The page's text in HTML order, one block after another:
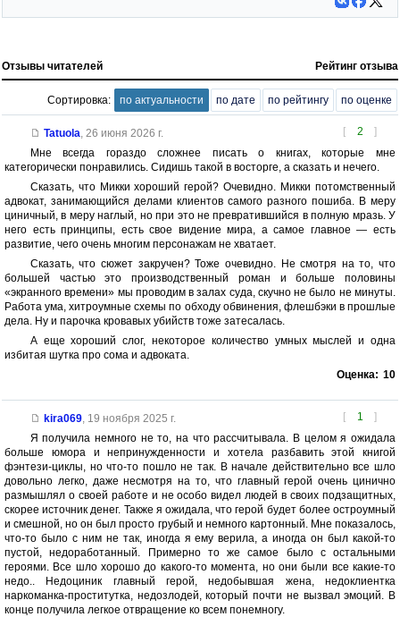
Отзывы читателей Рейтинг отзыва
Сортировка: по актуальности по дате по рейтингу по оценке
[ 2 ]
Tatuola 26 июня 2026 г.
Мне всегда гораздо сложнее писать о книгах, которые мне
категорически понравились. Сидишь такой в восторге, а сказать и нечего.
Сказать, что Микки хороший герой? Очевидно. Микки потомственный
адвокат, занимающийся делами клиентов самого разного пошиба. В меру
циничный, в меру наглый, но при это не превратившийся в полную мразь. У
него есть принципы, есть свое видение мира, а самое главное — есть
развитие, чего очень многим персонажам не хватает.
Сказать, что сюжет закручен? Тоже очевидно. Не смотря на то, что
большей частью это производственный роман и больше половины
«экранного времени» мы проводим в залах суда, скучно не было не минуты.
Работа ума, хитроумные схемы по обходу обвинения, флешбэки в прошлые
дела. Ну и парочка кровавых убийств тоже затесалась.
А еще хороший слог, некоторое количество умных мыслей и одна
избитая шутка про сома и адвоката.
Оценка: 10
[ 1 ]
kira069, 19 ноября 2025 г.
Я получила немного не то, на что рассчитывала. В целом я ожидала
больше юмора и непринужденности и хотела разбавить этой книгой
фэнтези-циклы, но что-то пошло не так. В начале действительно все шло
довольно легко, даже несмотря на то, что главный герой очень цинично
размышлял о своей работе и не особо видел людей в своих подзащитных,
скорее источник денег. Также я ожидала, что герой будет более остроумный
и смешной, но он был просто грубый и немного картонный. Мне показалось,
что-то было с ним не так, иногда я ему верила, а иногда он был какой-то
пустой, недоработанный. Примерно то же самое было с остальными
героями. Все шло хорошо до какого-то момента, но они были все какие-то
недо.. Недоциник главный герой, недобывшая жена, недоклиентка
наркоманка-проститутка, недозлодей, который почти не вызвал эмоций. В
конце получила легкое отвращение ко всем понемногу.